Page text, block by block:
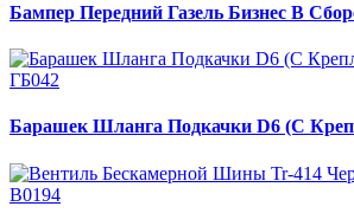
Бампер Передний Газель Бизнес В
ГБ042
Барашек Шланга Подкачки D6 (С
В0194